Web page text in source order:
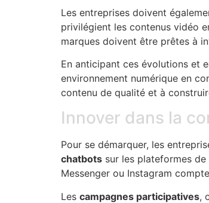
Les entreprises doivent
privilégient les contenus vidéo
marques doivent être prêtes à
En anticipant ces évolutions et
environnement numérique en
contenu de qualité et à
Innover dans la
Pour se démarquer, les
chatbots sur les plateformes
Messenger ou Instagram
Les campagnes participatives,